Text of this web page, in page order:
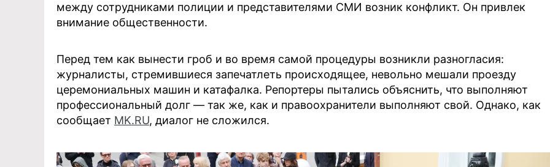
между сотрудниками полиции и представителями СМИ возник конфликт. Он привлек
внимание общественности.
Перед тем как вынести гроб и во время самой процедуры возникли разногласия:
журналисты, стремившиеся запечатлеть происходящее, невольно мешали проезду
церемониальных машин и катафалка. Репортеры пытались объяснить, что выполняют
профессиональный долг — так же, как и правоохранители выполняют свой. Однако, как
сообщает MK.RU, диалог не сложился.